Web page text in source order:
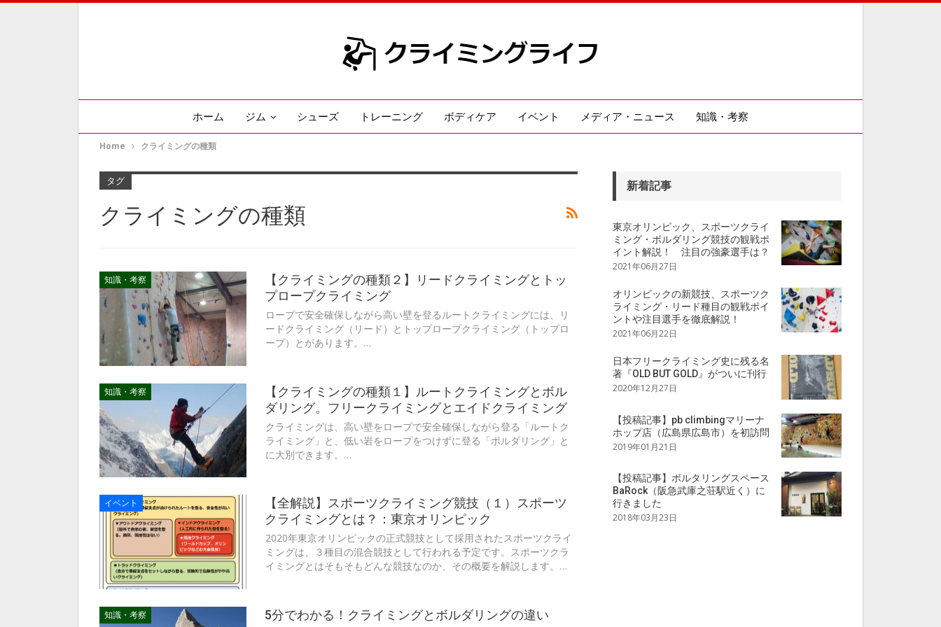
ホーム ジム シューズ トレーニング ボディケア イベント メディア・ニュース 知識・考察
Home クライミングの種類
タグ
クライミングの種類
知識・考察
【クライミングの種類２】リードクライミングとトッ
プロープクライミング
ロープで安全確保しながら高い壁を登るルートクライミングには、リ
ードクライミング（リード）とトップロープクライミング（トップロ
ープ）とがあります。…
知識・考察
【クライミングの種類１】ルートクライミングとボル
ダリング。フリークライミングとエイドクライミング
クライミングは、高い壁をロープで安全確保しながら登る「ルートク
ライミング」と、低い岩をロープをつけずに登る「ボルダリング」と
に大別できます。…
イベント
【全解説】スポーツクライミング競技（１）スポーツ
クライミングとは？：東京オリンピック
2020年東京オリンピックの正式競技として採用されたスポーツクライ
ミングは、３種目の混合競技として行われる予定です。スポーツクラ
イミングとはそもそもどんな競技なのか、その概要を解説します。…
知識・考察 5分でわかる！クライミングとボルダリングの違い
新着記事
東京オリンピック、スポーツクライ
ミング・ボルダリング競技の観戦ポ
イント解説！ 注目の強豪選手は？
2021年06月27日
オリンピックの新競技、スポーツク
ライミング・リード種目の観戦ポイ
ントや注目選手を徹底解説！
2021年06月22日
日本フリークライミング史に残る名
著『OLD BUT GOLD』がついに刊行
2020年12月27日
【投稿記事】pb climbingマリーナ
ホップ店（広島県広島市）を初訪問
2019年01月21日
【投稿記事】ボルタリングスペース
BaRock（阪急武庫之荘駅近く）に
行きました
2018年03月23日